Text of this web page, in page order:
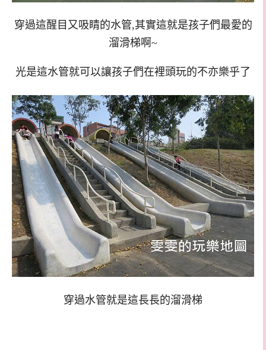
穿過這醒目又吸睛的水管,其實這就是孩子們最愛的
溜滑梯啊~
光是這水管就可以讓孩子們在裡頭玩的不亦樂乎了
穿過水管就是這長長的溜滑梯